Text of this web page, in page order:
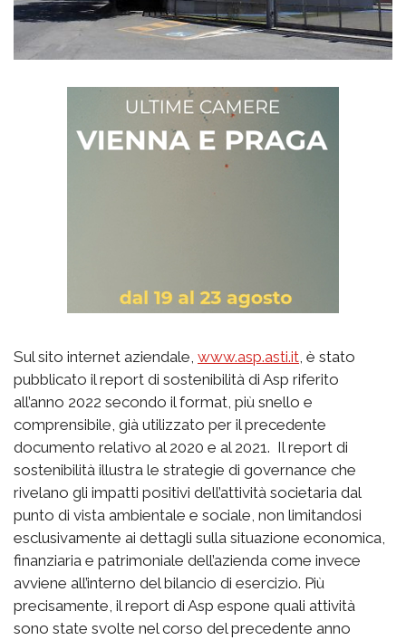
Sul sito internet aziendale, www.asp.asti.it, è stato
pubblicato il report di sostenibilità di Asp riferito
all’anno 2022 secondo il format, più snello e
comprensibile, già utilizzato per il precedente
documento relativo al 2020 e al 2021. Il report di
sostenibilità illustra le strategie di governance che
rivelano gli impatti positivi dell’attività societaria dal
punto di vista ambientale e sociale, non limitandosi
esclusivamente ai dettagli sulla situazione economica,
finanziaria e patrimoniale dell’azienda come invece
avviene all’interno del bilancio di esercizio. Più
precisamente, il report di Asp espone quali attività
sono state svolte nel corso del precedente anno